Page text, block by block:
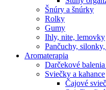
Šnúry a šnúrky
Rolky
Gumy
Ihly, nite, lemovky
Pančuchy,
Aromaterapia
Darčekové
Sviečky a kahance
Čajové